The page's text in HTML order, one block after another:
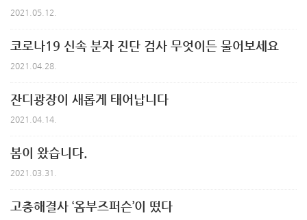
2021.05.12.
코로나19 신속 분자 진단 검사 무엇이든 물어보세요
2021.04.28.
잔디광장이 새롭게 태어납니다
2021.04.14.
봄이 왔습니다.
2021.03.31.
고충해결사 ‘옴부즈퍼슨’이 떴다